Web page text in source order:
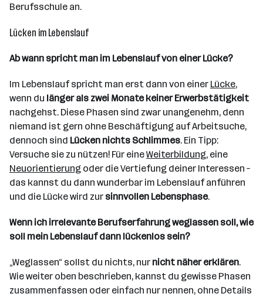
Berufsschule an.
Lücken im Lebenslauf
Ab wann spricht man im Lebenslauf von einer Lücke?
Im Lebenslauf spricht man erst dann von einer Lücke,
wenn du länger als zwei Monate keiner Erwerbstätigkeit
nachgehst. Diese Phasen sind zwar unangenehm, denn
niemand ist gern ohne Beschäftigung auf Arbeitsuche,
dennoch sind Lücken nichts Schlimmes. Ein Tipp:
Versuche sie zu nützen! Für eineWeiterbildung, eine
Neuorientierung oder die Vertiefung deiner Interessen –
das kannst du dann wunderbar im Lebenslauf anführen
und die Lücke wird zur sinnvollen Lebensphase.
Wenn ich irrelevante Berufserfahrung weglassen soll, wie
soll mein Lebenslauf dann lückenlos sein?
„Weglassen“ sollst du nichts, nur nicht näher erklären.
Wie weiter oben beschrieben, kannst du gewisse Phasen
zusammenfassen oder einfach nur nennen, ohne Details